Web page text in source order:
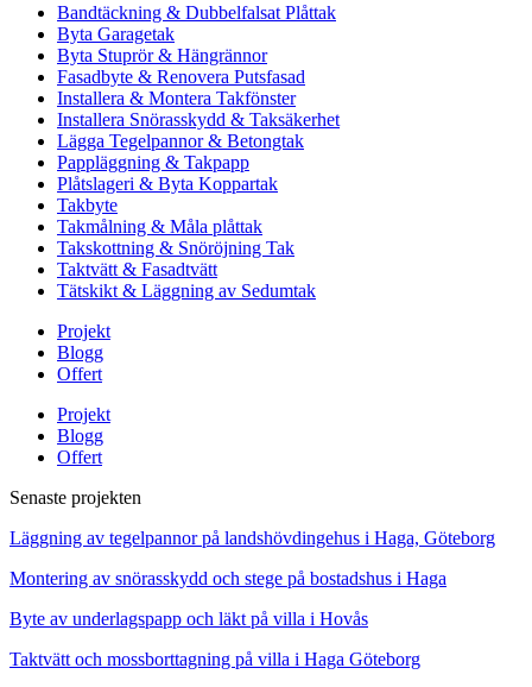
Bandtäckning & Dubbelfalsat Plåttak
Byta Garagetak
Byta Stuprör & Hängrännor
Fasadbyte & Renovera Putsfasad
Installera & Montera Takfönster
Installera Snörasskydd & Taksäkerhet
Lägga Tegelpannor & Betongtak
Pappläggning & Takpapp
Plåtslageri & Byta Koppartak
Takbyte
Takmålning & Måla plåttak
Takskottning & Snöröjning Tak
Taktvätt & Fasadtvätt
Tätskikt & Läggning av Sedumtak
Projekt
Blogg
Offert
Projekt
Blogg
Offert
Senaste projekten
Läggning av tegelpannor på landshövdingehus i Haga, Göteborg
Montering av snörasskydd och stege på bostadshus i Haga
Byte av underlagspapp och läkt på villa i Hovås
Taktvätt och mossborttagning på villa i Haga Göteborg